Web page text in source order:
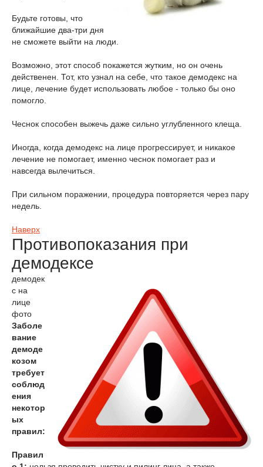
Будьте готовы, что
ближайшие два-три дня
не сможете выйти на люди.
Возможно, этот способ покажется жутким, но он очень
действенен. Тот, кто узнал на себе, что такое демодекс на
лице, лечение будет использовать любое - только бы оно
помогло.
Чеснок способен выжечь даже сильно углубленного клеща.
Иногда, когда демодекс на лице прогрессирует, и никакое
лечение не помогает, именно чеснок помогает раз и
навсегда вылечиться.
При сильном поражении, процедура повторяется через пару
недель.
Наверх
Противопоказания при
демодексе
демодек
с на
лице
фото
Заболе
вание
демоде
козом
требует
соблюд
ения
некотор
ых
правил:
Правил